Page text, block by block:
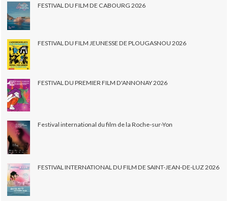
FESTIVAL DU FILM DE CABOURG 2026
FESTIVAL DU FILM JEUNESSE DE PLOUGASNOU 2026
FESTIVAL DU PREMIER FILM D'ANNONAY 2026
Festival international du film de la Roche-sur-Yon
FESTIVAL INTERNATIONAL DU FILM DE SAINT-JEAN-DE-LUZ 2026